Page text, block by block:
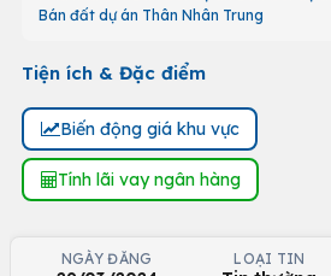
Bán đất dự án Thân Nhân Trung
Tiện ích & Đặc điểm
Biến động giá khu vực
Tính lãi vay ngân hàng
NGÀY ĐĂNG LOẠI TIN